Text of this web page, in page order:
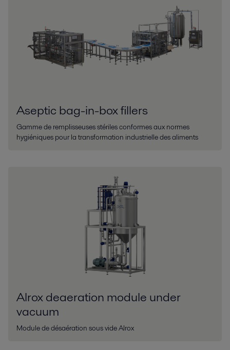
Aseptic bag-in-box fillers
Gamme de remplisseuses stériles conformes aux normes
hygiéniques pour la transformation industrielle des aliments
Alrox deaeration module under
vacuum
Module de désaération sous vide Alrox